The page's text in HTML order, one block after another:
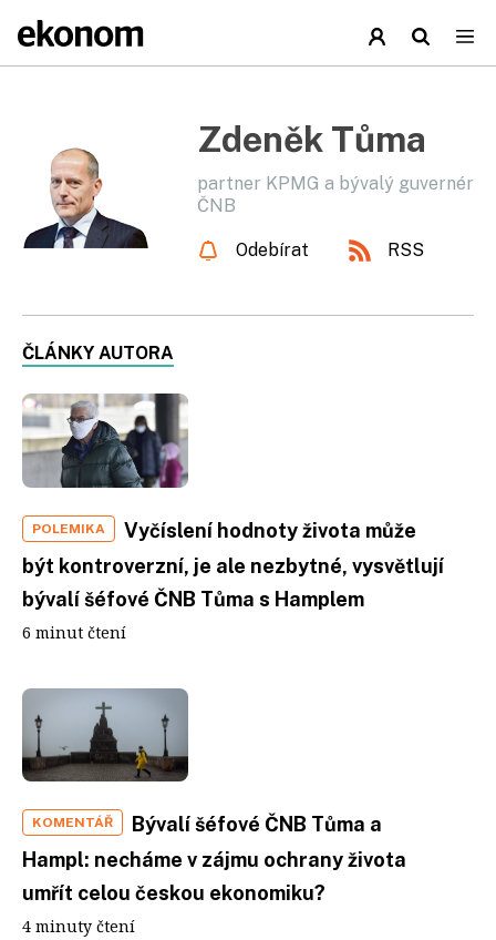
Zdeněk Tůma
partner KPMG a bývalý guvernér
ČNB
Odebírat RSS
ČLÁNKY AUTORA
POLEMIKA
Vyčíslení hodnoty života může
být kontroverzní, je ale nezbytné, vysvětlují
bývalí šéfové ČNB Tůma s Hamplem
6 minut čtení
KOMENTÁŘ
Bývalí šéfové ČNB Tůma a
Hampl: necháme v zájmu ochrany života
umřít celou českou ekonomiku?
4 minuty čtení